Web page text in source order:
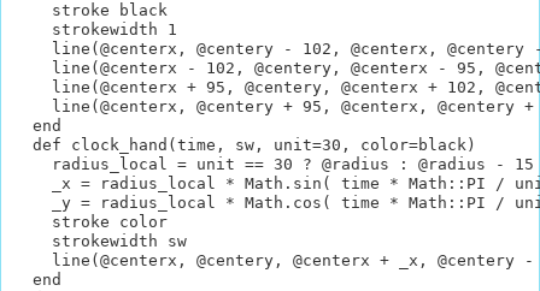
    stroke black
    strokewidth 1
line(@centerx, @centery - 102, @centerx, @centery
line(@centerx - 102, @centery, @centerx - 95,
line(@centerx + 95, @centery, @centerx + 102,
line(@centerx, @centery + 95, @centerx, @centery +
  end
  def clock_hand(time, sw, unit=30, color=black)
    radius_local = unit == 30 ? @radius : @radius - 15
_x = radius_local * Math.sin( time * Math::PI /
_y = radius_local * Math.cos( time * Math::PI /
    stroke color
    strokewidth sw
line(@centerx, @centery, @centerx + _x, @centery -
  end